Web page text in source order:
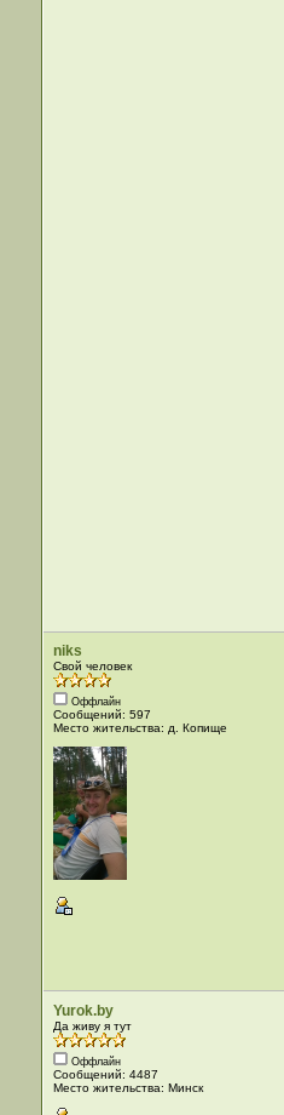
niks
Свой человек
Оффлайн
Сообщений: 597
Место жительства: д. Копище
Yurok.by
Да живу я тут
Оффлайн
Сообщений: 4487
Место жительства: Минск